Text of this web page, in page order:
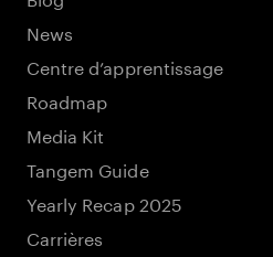
News
Centre d’apprentissage
Roadmap
Media Kit
Tangem Guide
Yearly Recap 2025
Carrières